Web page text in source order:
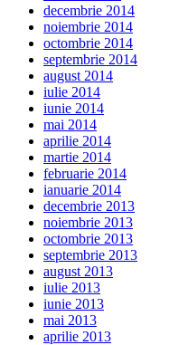
decembrie 2014
noiembrie 2014
octombrie 2014
septembrie 2014
august 2014
iulie 2014
iunie 2014
mai 2014
aprilie 2014
martie 2014
februarie 2014
ianuarie 2014
decembrie 2013
noiembrie 2013
octombrie 2013
septembrie 2013
august 2013
iulie 2013
iunie 2013
mai 2013
aprilie 2013